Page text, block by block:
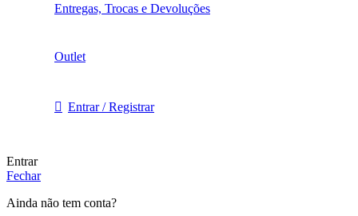
Entregas, Trocas e Devoluções
Outlet
Entrar / Registrar
Entrar
Fechar
Ainda não tem conta?